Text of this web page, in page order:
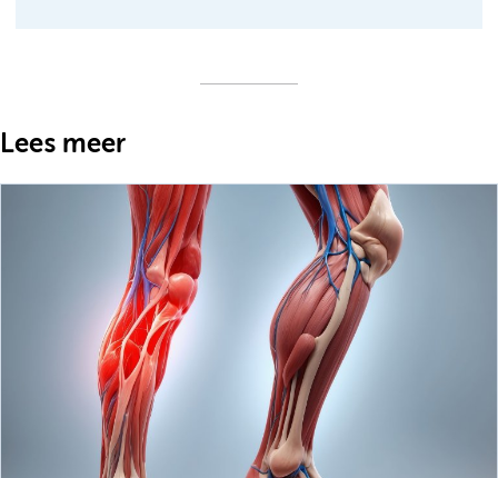
Lees meer